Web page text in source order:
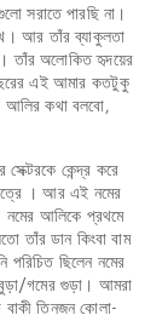
সরাতে পারছি না।
আর তাঁর ব্যাকুলতা
তাঁর অলোকিত হৃদয়ের
এই আমার কতটুকু
আলির কথা বলবো,
কেন্দ্র করে
। আর এই নমের
নমের আলিকে প্রথমে
তাঁর ডান কিংবা বাম
ছিলেন নমের
বুড়া/গমের গুড়া। আমরা
তিনজন কোলা-